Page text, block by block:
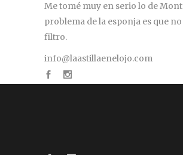
Me tomé muy en serio lo de
problema de la esponja es que
filtro.
info@laastillaenelojo.com